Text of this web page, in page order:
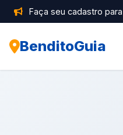
Faça seu cadastro
BenditoGuia